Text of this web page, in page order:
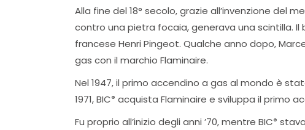
Alla fine del 18° secolo, grazie all’invenzione del
contro una pietra focaia, generava una scintilla.
francese Henri Pingeot. Qualche anno dopo,
gas con il marchio Flaminaire.
Nel 1947, il primo accendino a gas al mondo è
1971, BIC® acquista Flaminaire e sviluppa il primo
Fu proprio all’inizio degli anni ’70, mentre BIC®